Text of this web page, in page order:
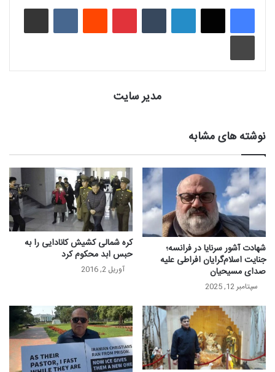
لینکدین ‫پین‌ترست ‫رددیت
چاپ
مدیر سایت
نوشته های مشابه
شهادت آشور سرنایا در فرانسه؛
جنایت اسلام‌گرایان افراطی علیه
صدای مسیحیان
سپتامبر 12, 2025
کره شمالی کشیش کانادایی را به
حبس ابد محکوم کرد
آوریل 2, 2016